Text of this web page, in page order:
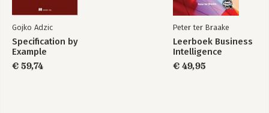
Gojko Adzic
Specification by
Example
€ 59,74
Peter ter Braake
Leerboek Business
Intelligence
€ 49,95